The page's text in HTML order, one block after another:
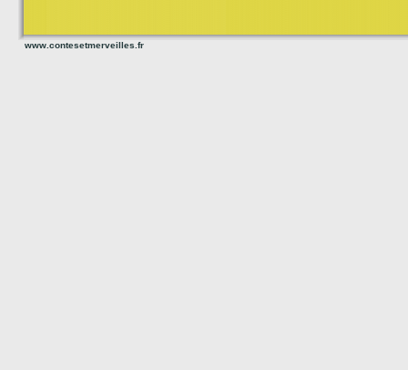
www.contesetmerveilles.fr